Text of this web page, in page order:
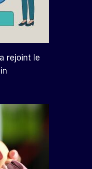
rejoint le